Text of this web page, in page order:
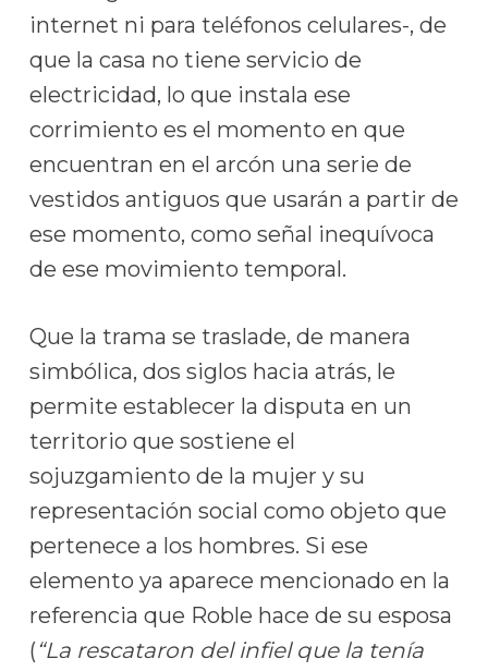
internet ni para teléfonos celulares-, de
que la casa no tiene servicio de
electricidad, lo que instala ese
corrimiento es el momento en que
encuentran en el arcón una serie de
vestidos antiguos que usarán a partir de
ese momento, como señal inequívoca
de ese movimiento temporal.
Que la trama se traslade, de manera
simbólica, dos siglos hacia atrás, le
permite establecer la disputa en un
territorio que sostiene el
sojuzgamiento de la mujer y su
representación social como objeto que
pertenece a los hombres. Si ese
elemento ya aparece mencionado en la
referencia que Roble hace de su esposa
(“La rescataron del infiel que la tenía